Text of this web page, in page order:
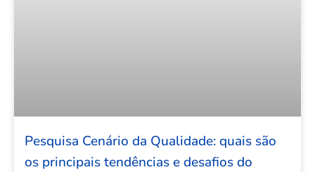
Pesquisa Cenário da Qualidade: quais são
os principais tendências e desafios do